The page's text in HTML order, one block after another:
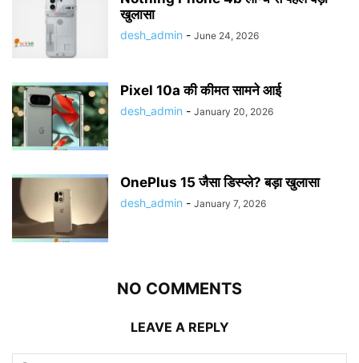
खुलासा
desh_admin - June 24, 2026
Pixel 10a की कीमत सामने आई
desh_admin - January 20, 2026
OnePlus 15 जैसा डिस्प्ले? बड़ा खुलासा
desh_admin - January 7, 2026
NO COMMENTS
LEAVE A REPLY